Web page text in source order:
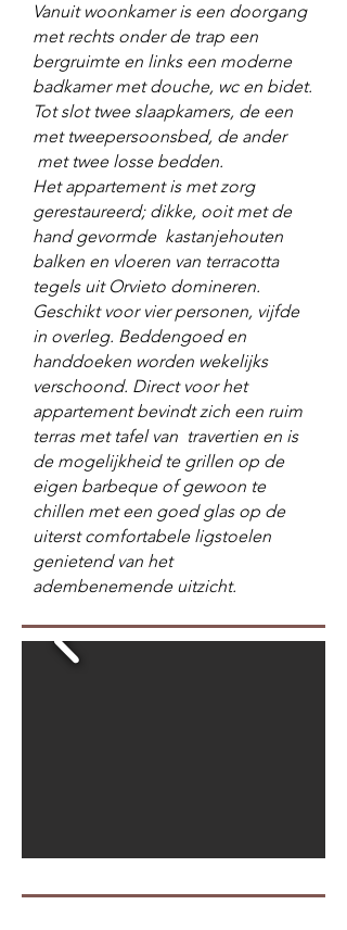
Vanuit woonkamer is een doorgang
met rechts onder de trap een
bergruimte en links een moderne
badkamer met douche, wc en bidet.
Tot slot twee slaapkamers, de een
met tweepersoonsbed, de ander
met twee losse bedden.
Het appartement is met zorg
gerestaureerd; dikke, ooit met de
hand gevormde kastanjehouten
balken en vloeren van terracotta
tegels uit Orvieto domineren.
Geschikt voor vier personen, vijfde
in overleg. Beddengoed en
handdoeken worden wekelijks
verschoond. Direct voor het
appartement bevindt zich een ruim
terras met tafel van travertien en is
de mogelijkheid te grillen op de
eigen barbeque of gewoon te
chillen met een goed glas op de
uiterst comfortabele ligstoelen
genietend van het
adembenemende uitzicht.